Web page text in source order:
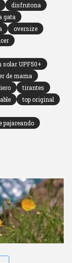
disfrutona
gata
oversize
solar UPF50+
de mama
tirantes
top original
pajareando